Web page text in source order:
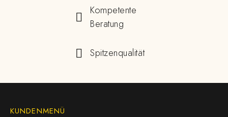
Kompetente
Beratung
Spitzenqualität
KUNDENMENÜ